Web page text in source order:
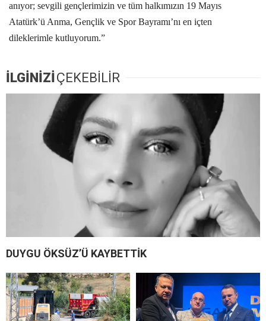
anıyor; sevgili gençlerimizin ve tüm halkımızın 19 Mayıs
Atatürk’ü Anma, Gençlik ve Spor Bayramı’nı en içten
dileklerimle kutluyorum.”
İLGİNİZİ ÇEKEBİLİR
DUYGU ÖKSÜZ’Ü KAYBETTİK